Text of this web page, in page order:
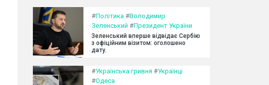
#Політика #Володимир
Зеленський #Президент України
Зеленський вперше відвідає Сербію
з офіційним візитом: оголошено
дату.
#Українська гривня #Українці
#Одеса